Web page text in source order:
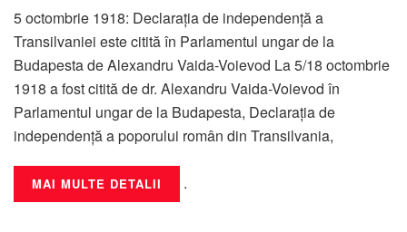
5 octombrie 1918: Declaraţia de independenţă a
Transilvaniei este citită în Parlamentul ungar de la
Budapesta de Alexandru Vaida-Voievod La 5/18 octombrie
1918 a fost citită de dr. Alexandru Vaida-Voievod în
Parlamentul ungar de la Budapesta, Declaraţia de
independenţă a poporului român din Transilvania,
MAI MULTE DETALII .